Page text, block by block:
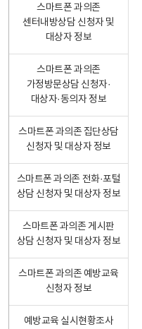
스마트폰 과의존
센터내방상담 신청자 및
대상자 정보
스마트폰 과의존
가정방문상담 신청자·
대상자·동의자 정보
스마트폰 과의존 집단상담
신청자 및 대상자 정보
스마트폰 과의존 전화·포털
상담 신청자 및 대상자 정보
스마트폰 과의존 게시판
상담 신청자 및 대상자 정보
스마트폰 과의존 예방교육
신청자 정보
예방교육 실시현황조사